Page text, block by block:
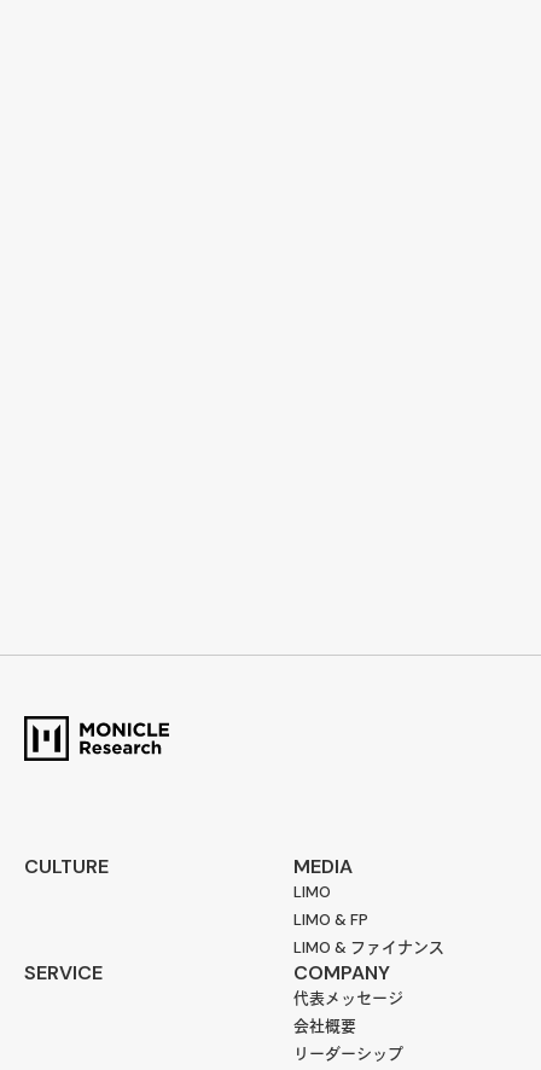
CULTURE MEDIA
LIMO
LIMO & FP
LIMO & ファイナンス
SERVICE COMPANY
代表メッセージ
会社概要
リーダーシップ